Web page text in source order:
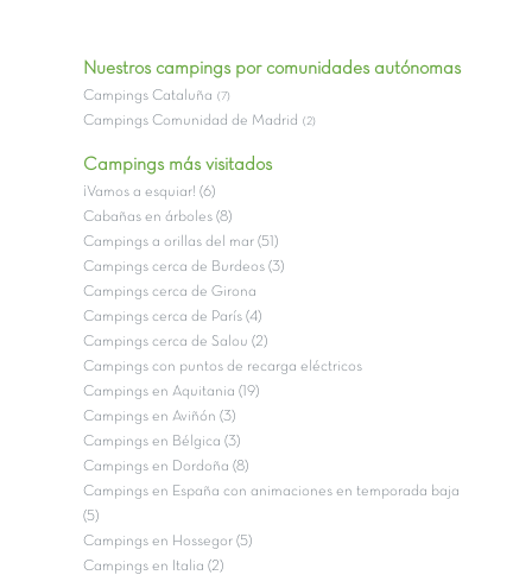
Nuestros campings por comunidades autónomas
Campings Cataluña (7)
Campings Comunidad de Madrid (2)
Campings más visitados
¡Vamos a esquiar! (6)
Cabañas en árboles (8)
Campings a orillas del mar (51)
Campings cerca de Burdeos (3)
Campings cerca de Girona
Campings cerca de París (4)
Campings cerca de Salou (2)
Campings con puntos de recarga eléctricos
Campings en Aquitania (19)
Campings en Aviñón (3)
Campings en Bélgica (3)
Campings en Dordoña (8)
Campings en España con animaciones en temporada baja
(5)
Campings en Hossegor (5)
Campings en Italia (2)